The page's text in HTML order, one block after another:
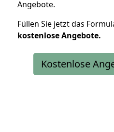
Angebote.
Füllen Sie jetzt das
kostenloseAngebote.
Kostenlose